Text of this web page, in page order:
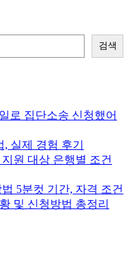
검색
로 집단소송 신청했어
실제 경험 후기
원 대상 은행별 조건
5분컷 기간, 자격 조건
및 신청방법 총정리